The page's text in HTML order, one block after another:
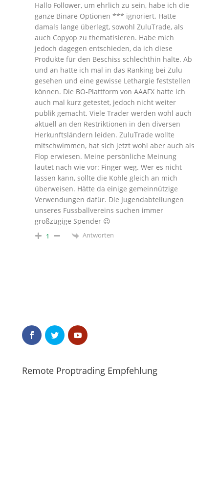
Hallo Follower, um ehrlich zu sein, habe ich die
ganze Binäre Optionen *** ignoriert. Hatte
damals lange überlegt, sowohl ZuluTrade, als
auch Copyop zu thematisieren. Habe mich
jedoch dagegen entschieden, da ich diese
Produkte für den Beschiss schlechthin halte. Ab
und an hatte ich mal in das Ranking bei Zulu
gesehen und eine gewisse Lethargie feststellen
können. Die BO-Plattform von AAAFX hatte ich
auch mal kurz getestet, jedoch nicht weiter
publik gemacht. Viele Trader werden wohl auch
aktuell an den Restriktionen in den diversen
Herkunftsländern leiden. ZuluTrade wollte
mitschwimmen, hat sich jetzt wohl aber auch als
Flop erwiesen. Meine persönliche Meinung
lautet nach wie vor: Finger weg. Wer es nicht
lassen kann, sollte die Kohle gleich an mich
überweisen. Hätte da einige gemeinnützige
Verwendungen dafür. Die Jugendabteilungen
unseres Fussballvereins suchen immer
großzügige Spender 😉
1 Antworten
Remote Proptrading Empfehlung